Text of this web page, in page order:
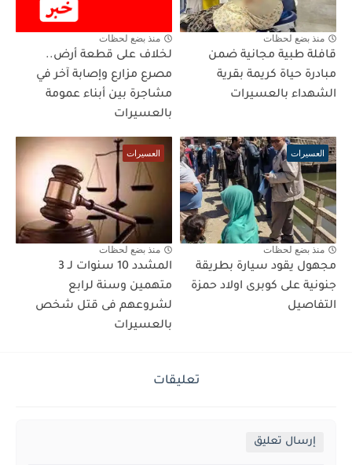
منذ بضع لحظات
قافلة طبية مجانية ضمن
مبادرة حياة كريمة بقرية
الشهداء بالعسيرات
منذ بضع لحظات
لخلاف على قطعة أرض..
مصرع مزارع وإصابة آخر في
مشاجرة بين أبناء عمومة
بالعسيرات
العسيرات
منذ بضع لحظات
مجهول يقود سيارة بطريقة
جنونية على كوبرى اولاد حمزة
التفاصيل
العسيرات
منذ بضع لحظات
المشدد 10 سنوات لـ 3
متهمين وسنة لرابع
لشروعهم فى قتل شخص
بالعسيرات
تعليقات
إرسال تعليق